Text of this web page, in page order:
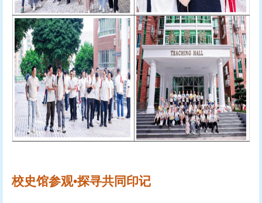
校史馆参观•探寻共同印记